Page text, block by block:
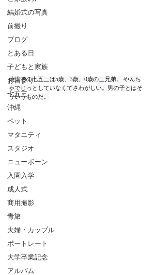
結婚式の写真
前撮り
ブログ
とある日
子どもと家族
お宮参り
七五三
沖縄
ペット
マタニティ
スタジオ
ニューボーン
入園入学
成人式
商用撮影
青旅
夫婦・カップル
ポートレート
大学卒業記念
アルバム
焼津での七五三は5歳、3歳、0歳の三兄弟。 やんち
ゃでじっとしていなくてさわがしい。男の子とはそ
ういうものだ。